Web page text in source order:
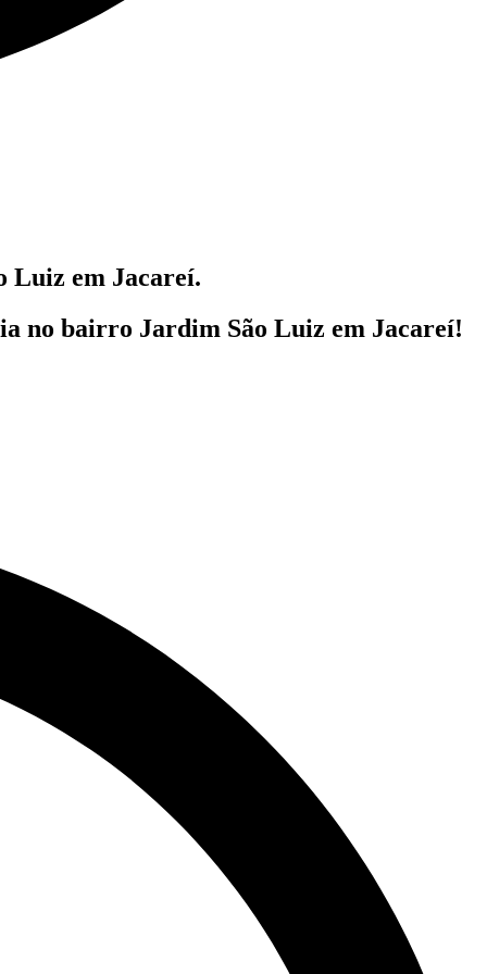
Luiz em Jacareí.
no bairro Jardim São Luiz em Jacareí!